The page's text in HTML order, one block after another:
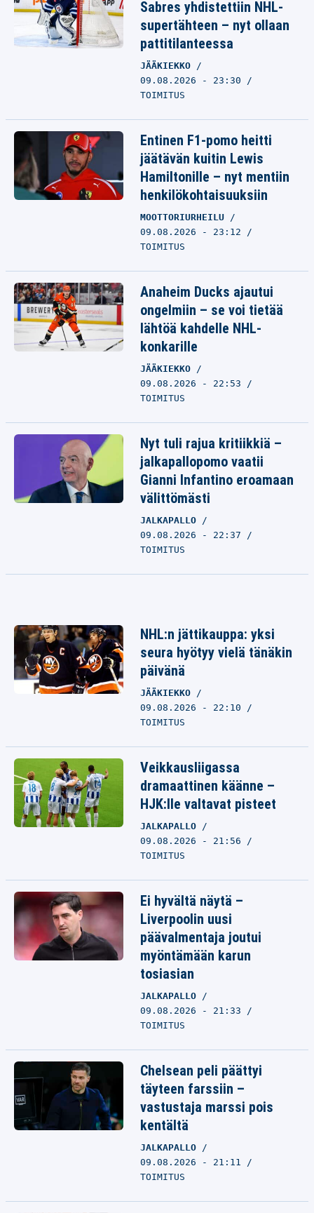
Sabres yhdistettiin NHL-
supertähteen – nyt ollaan
pattitilanteessa
JÄÄKIEKKO
09.08.2026 - 23:30
TOIMITUS
Entinen F1-pomo heitti
jäätävän kuitin Lewis
Hamiltonille – nyt mentiin
henkilökohtaisuuksiin
MOOTTORIURHEILU
09.08.2026 - 23:12
TOIMITUS
Anaheim Ducks ajautui
ongelmiin – se voi tietää
lähtöä kahdelle NHL-
konkarille
JÄÄKIEKKO
09.08.2026 - 22:53
TOIMITUS
Nyt tuli rajua kritiikkiä –
jalkapallopomo vaatii
Gianni Infantino eroamaan
välittömästi
JALKAPALLO
09.08.2026 - 22:37
TOIMITUS
NHL:n jättikauppa: yksi
seura hyötyy vielä tänäkin
päivänä
JÄÄKIEKKO
09.08.2026 - 22:10
TOIMITUS
Veikkausliigassa
dramaattinen käänne –
HJK:lle valtavat pisteet
JALKAPALLO
09.08.2026 - 21:56
TOIMITUS
Ei hyvältä näytä –
Liverpoolin uusi
päävalmentaja joutui
myöntämään karun
tosiasian
JALKAPALLO
09.08.2026 - 21:33
TOIMITUS
Chelsean peli päättyi
täyteen farssiin –
vastustaja marssi pois
kentältä
JALKAPALLO
09.08.2026 - 21:11
TOIMITUS